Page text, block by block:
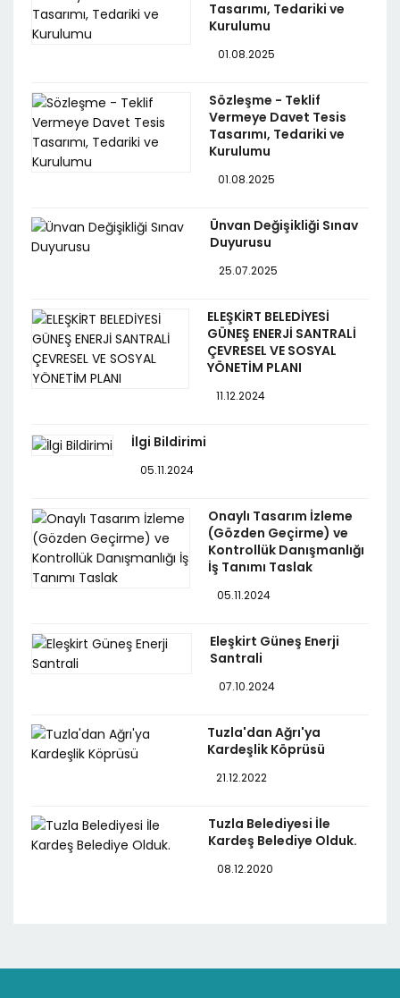
Tasarımı, Tedariki ve
Kurulumu
01.08.2025
Sözleşme - Teklif
Vermeye Davet Tesis
Tasarımı, Tedariki ve
Kurulumu
01.08.2025
Ünvan Değişikliği Sınav
Duyurusu
25.07.2025
ELEŞKİRT BELEDİYESİ
GÜNEŞ ENERJİ SANTRALİ
ÇEVRESEL VE SOSYAL
YÖNETİM PLANI
11.12.2024
İlgi Bildirimi
05.11.2024
Onaylı Tasarım İzleme
(Gözden Geçirme) ve
Kontrollük Danışmanlığı
İş Tanımı Taslak
05.11.2024
Eleşkirt Güneş Enerji
Santrali
07.10.2024
Tuzla'dan Ağrı'ya
Kardeşlik Köprüsü
21.12.2022
Tuzla Belediyesi İle
Kardeş Belediye Olduk.
08.12.2020